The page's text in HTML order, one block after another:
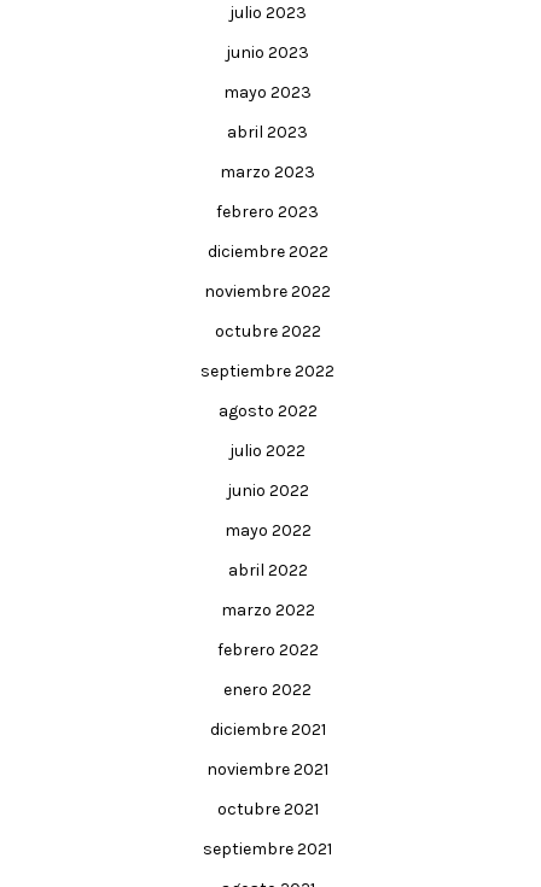
julio 2023
junio 2023
mayo 2023
abril 2023
marzo 2023
febrero 2023
diciembre 2022
noviembre 2022
octubre 2022
septiembre 2022
agosto 2022
julio 2022
junio 2022
mayo 2022
abril 2022
marzo 2022
febrero 2022
enero 2022
diciembre 2021
noviembre 2021
octubre 2021
septiembre 2021